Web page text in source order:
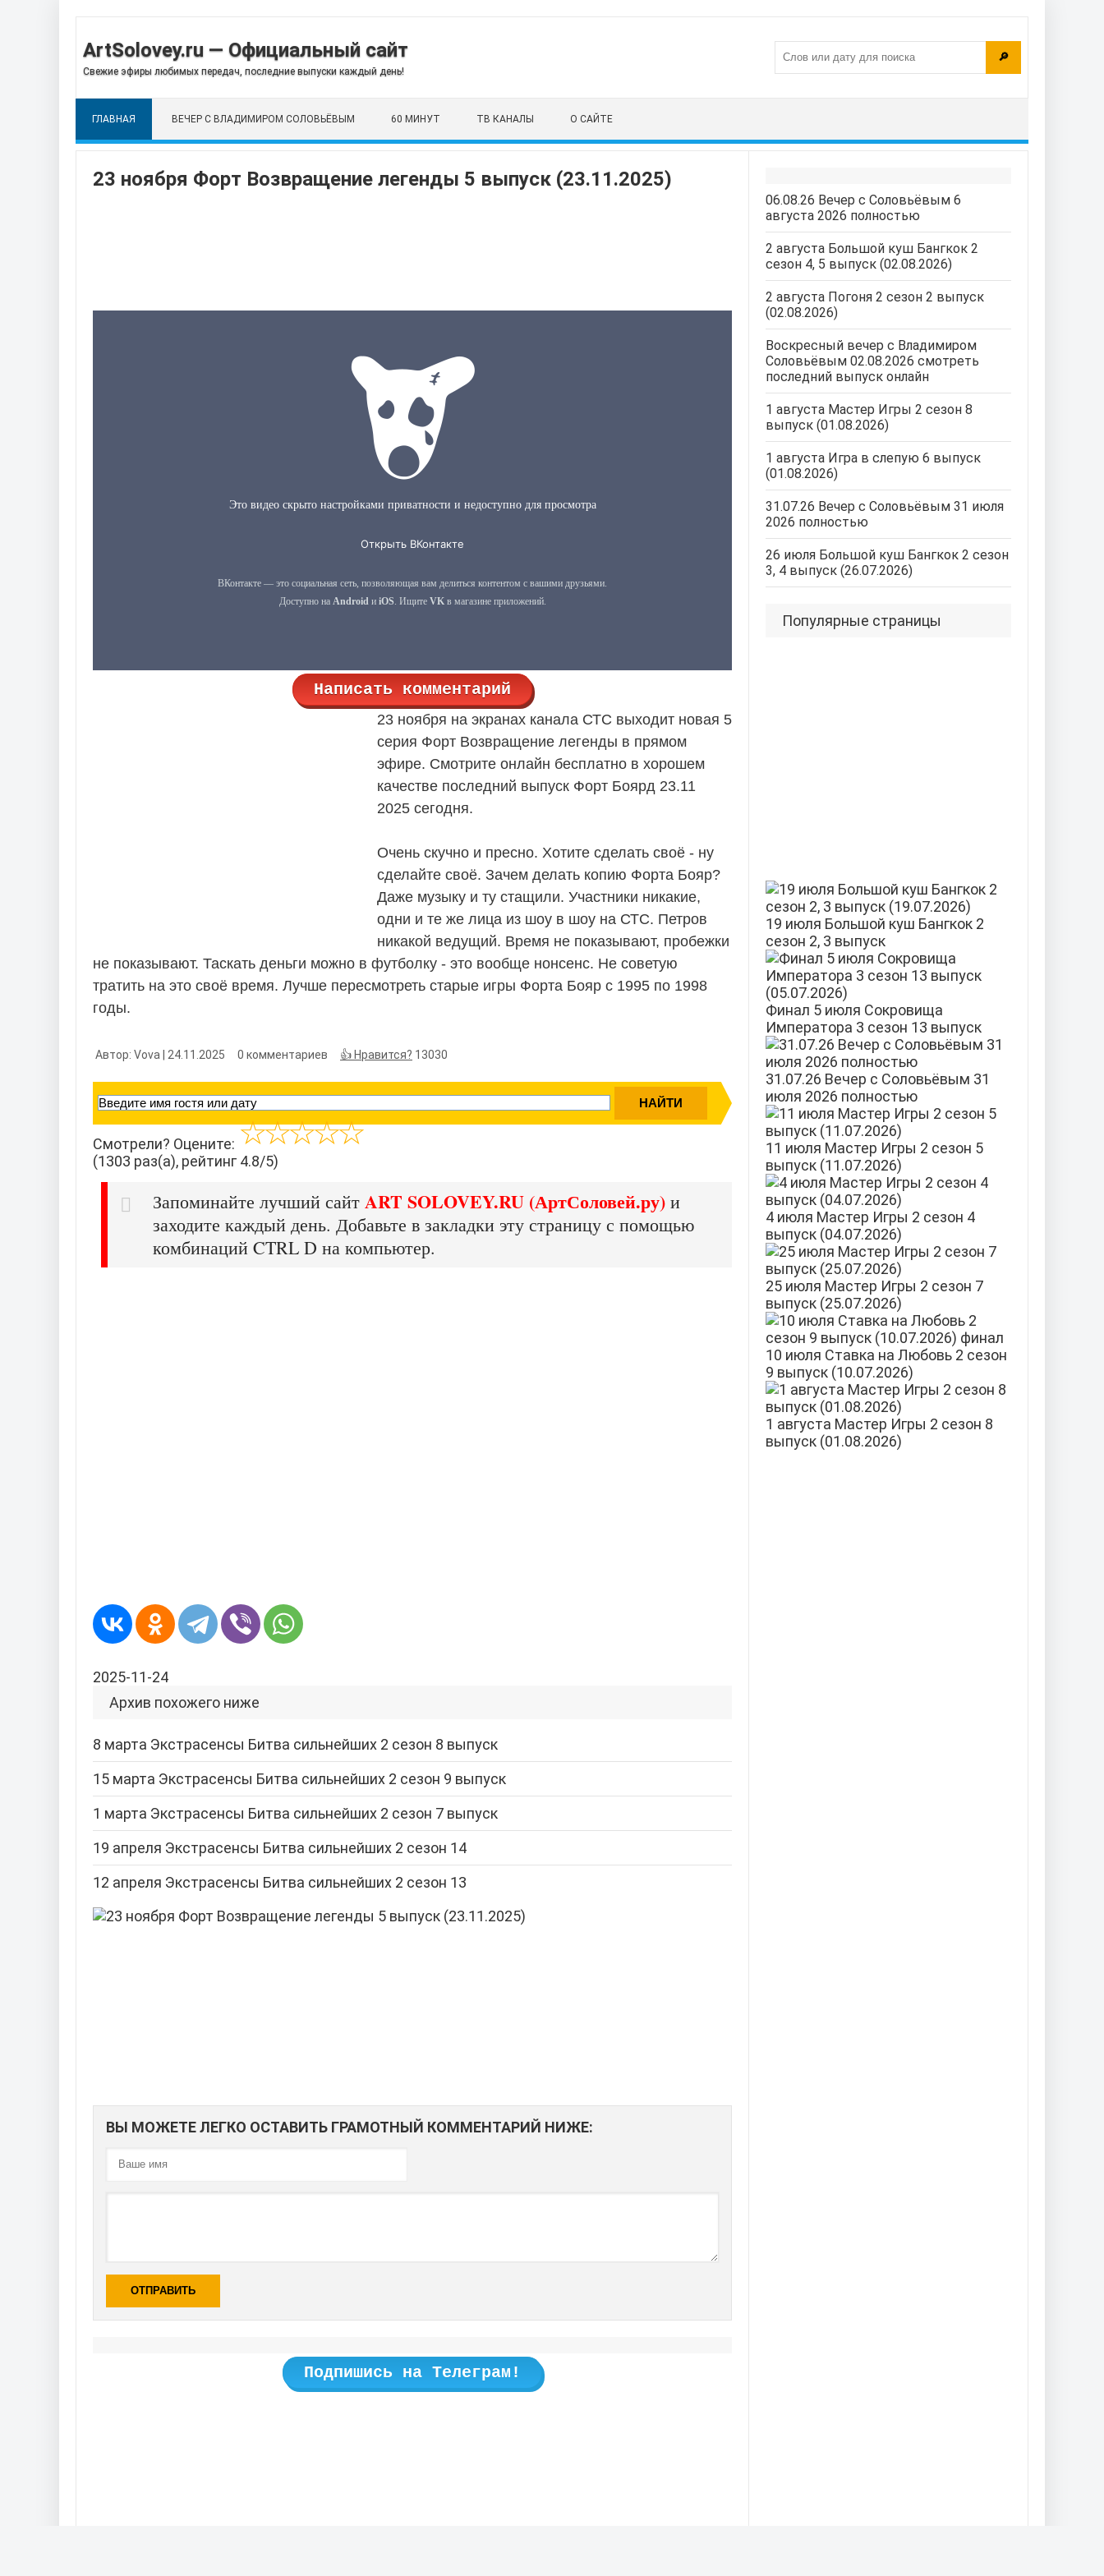
ArtSolovey.ru — Официальный сайт
Свежие эфиры любимых передач, последние выпуски каждый день!
🔎
ГЛАВНАЯ ВЕЧЕР С ВЛАДИМИРОМ СОЛОВЬЁВЫМ 60 МИНУТ ТВ КАНАЛЫ О САЙТЕ
23 ноября Форт Возвращение легенды 5 выпуск (23.11.2025)
Написать комментарий
23 ноября на экранах канала СТС выходит новая 5
серия Форт Возвращение легенды в прямом
эфире. Смотрите онлайн бесплатно в хорошем
качестве последний выпуск Форт Боярд 23.11
2025 сегодня.
Очень скучно и пресно. Хотите сделать своё - ну
сделайте своё. Зачем делать копию Форта Бояр?
Даже музыку и ту стащили. Участники никакие,
одни и те же лица из шоу в шоу на СТС. Петров
никакой ведущий. Время не показывают, пробежки
не показывают. Таскать деньги можно в футболку - это вообще нонсенс. Не советую
тратить на это своё время. Лучше пересмотреть старые игры Форта Бояр с 1995 по 1998
годы.
Автор: Vova | 24.11.2025 0 комментариев 👍 Нравится? 13030
Смотрели? Оцените:
(1303 раз(а), рейтинг 4.8/5)
Запоминайте лучший сайт ART SOLOVEY.RU (АртСоловей.ру) и
заходите каждый день. Добавьте в закладки эту страницу с помощью
комбинаций CTRL D на компьютер.
2025-11-24
Архив похожего ниже
8 марта Экстрасенсы Битва сильнейших 2 сезон 8 выпуск
15 марта Экстрасенсы Битва сильнейших 2 сезон 9 выпуск
1 марта Экстрасенсы Битва сильнейших 2 сезон 7 выпуск
19 апреля Экстрасенсы Битва сильнейших 2 сезон 14
12 апреля Экстрасенсы Битва сильнейших 2 сезон 13
ВЫ МОЖЕТЕ ЛЕГКО ОСТАВИТЬ ГРАМОТНЫЙ КОММЕНТАРИЙ НИЖЕ:
ОТПРАВИТЬ
Подпишись на Телеграм!
06.08.26 Вечер с Соловьёвым 6
августа 2026 полностью
2 августа Большой куш Бангкок 2
сезон 4, 5 выпуск (02.08.2026)
2 августа Погоня 2 сезон 2 выпуск
(02.08.2026)
Воскресный вечер с Владимиром
Соловьёвым 02.08.2026 смотреть
последний выпуск онлайн
1 августа Мастер Игры 2 сезон 8
выпуск (01.08.2026)
1 августа Игра в слепую 6 выпуск
(01.08.2026)
31.07.26 Вечер с Соловьёвым 31 июля
2026 полностью
26 июля Большой куш Бангкок 2 сезон
3, 4 выпуск (26.07.2026)
Популярные страницы
19 июля Большой куш Бангкок 2
сезон 2, 3 выпуск
Финал 5 июля Сокровища
Императора 3 сезон 13 выпуск
31.07.26 Вечер с Соловьёвым 31
июля 2026 полностью
11 июля Мастер Игры 2 сезон 5
выпуск (11.07.2026)
4 июля Мастер Игры 2 сезон 4
выпуск (04.07.2026)
25 июля Мастер Игры 2 сезон 7
выпуск (25.07.2026)
10 июля Ставка на Любовь 2 сезон
9 выпуск (10.07.2026)
1 августа Мастер Игры 2 сезон 8
выпуск (01.08.2026)